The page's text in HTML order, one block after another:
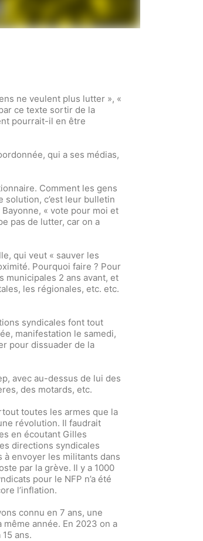
ne veulent plus lutter », «
ce texte sortir de la
pourrait-il en être
qui a ses médias,
Comment les gens
c’est leur bulletin
« vote pour moi et
pas de lutter, car on a
qui veut « sauver les
Pourquoi faire ? Pour
municipales 2 ans avant, et
les régionales, etc. etc.
syndicales font tout
manifestation le samedi,
pour dissuader de la
avec au-dessus de lui des
des motards, etc.
toutes les armes que la
révolution. Il faudrait
en écoutant Gilles
directions syndicales
à envoyer les militants dans
par la grève. Il y a 1000
pour le NFP n’a été
l’inflation.
connu en 7 ans, une
année. En 2023 on a
ans.